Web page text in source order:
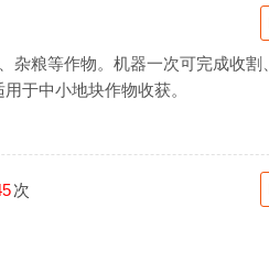
杂粮等作物。机器一次可完成收割
于中小地块作物收获。
次